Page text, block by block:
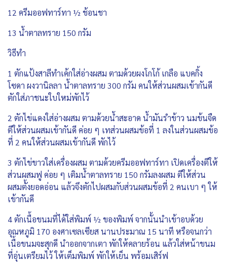
12 ครีมออฟทาร์ทา ½ ช้อนชา
13 น้ำตาลทราย 150 กรัม
วิธีทำ
1 ตักแป้งสาลีทำเค้กใส่อ่างผสม ตามด้วยผงโกโก้ เกลือ แบคกิ้ง
โซดา ผงวานิลลา น้ำตาลทราย 300 กรัม คนให้ส่วนผสมเข้ากันดี
ตักใส่ภาชนะใบใหม่พักไว้
2 ตักไข่แดงใส่อ่างผสม ตามด้วยน้ำสะอาด น้ำมันรำข้าว นมข้นจืด
ตีให้ส่วนผสมเข้ากันดี ค่อย ๆ เทส่วนผสมข้อที่ 1 ลงในส่วนผสมข้อ
ที่ 2 คนให้ส่วนผสมเข้ากันดี พักไว้
3 ตักไข่ขาวใส่เครื่องผสม ตามด้วยครีมออฟทาร์ทา เปิดเครื่องตีให้
ส่วนผสมฟู ค่อย ๆ เติมน้ำตาลทราย 150 กรัมลงผสม ตีให้ส่วน
ผสมตั้งยอดอ่อน แล้วจึงตักไปผสมกับส่วนผสมข้อที่ 2 คนเบา ๆ ให้
เข้ากันดี
4 ตักเนื้อขนมที่ได้ใส่พิมพ์ ½ ของพิมพ์ จากนั้นนำเข้าอบด้วย
อุณหภูมิ 170 องศาเซลเซียส นานประมาณ 15 นาที หรือจนกว่า
เนื้อขนมจะสุกดี นำออกจากเตา พักให้คลายร้อน แล้วใส่หน้าขนม
ที่อุ่นเตรียมไว้ ให้เต็มพิมพ์ พักให้เย็น พร้อมเสิร์ฟ